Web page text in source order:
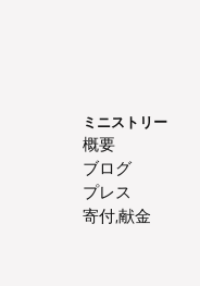
ミニストリー
概要
ブログ
プレス
寄付,献金